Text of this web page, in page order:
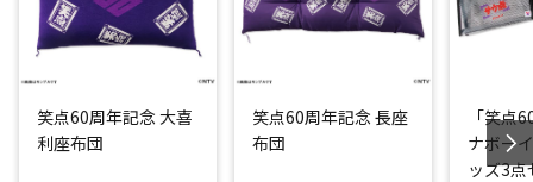
笑点60周年記念 大喜
利座布団
笑点60周年記念 長座
布団
「笑点
ナボー
ッズ3点